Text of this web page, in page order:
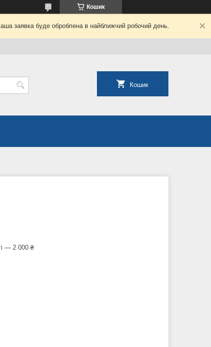
Кошик
заявка буде оброблена в найближчий робочий день.
Кошик
— 2 000 ₴